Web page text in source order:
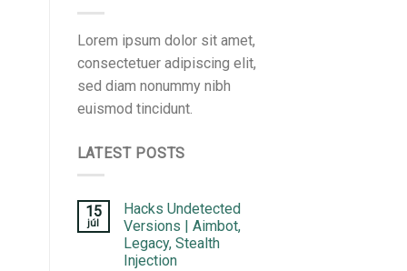
Lorem ipsum dolor sit amet,
consectetuer adipiscing elit,
sed diam nonummy nibh
euismod tincidunt.
LATEST POSTS
15
júl
Hacks Undetected
Versions | Aimbot,
Legacy, Stealth
Injection